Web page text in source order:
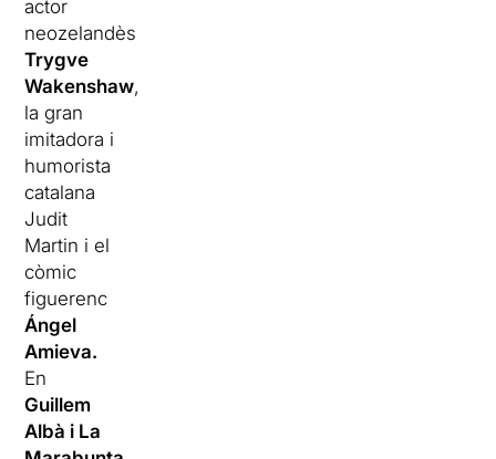
actor
neozelandès
Trygve
Wakenshaw,
la gran
imitadora i
humorista
catalana
Judit
Martin i el
còmic
figuerenc
Ángel
Amieva.
En
Guillem
Albà i La